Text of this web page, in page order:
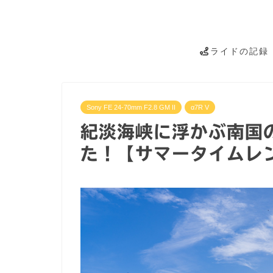
ライドの記録
Sony FE 24-70mm F2.8 GM II α7R V
紀淡海峡に浮かぶ南国
た！【サマータイムレ